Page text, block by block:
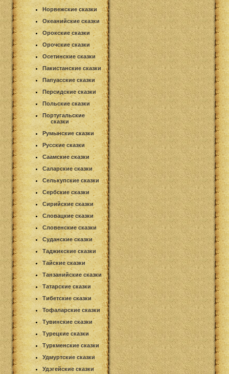
Норвежские сказки
Океанийские сказки
Орокские сказки
Орочские сказки
Осетинские сказки
Пакистанские сказки
Папуасские сказки
Персидские сказки
Польские сказки
Португальские
сказки
Румынские сказки
Русские сказки
Саамские сказки
Саларские сказки
Селькупские сказки
Сербские сказки
Сирийские сказки
Словацкие сказки
Словенские сказки
Суданские сказки
Таджикские сказки
Тайские сказки
Танзанийские сказки
Татарские сказки
Тибетские сказки
Тофаларские сказки
Тувинские сказки
Турецкие сказки
Туркменские сказки
Удмуртские сказки
Удэгейские сказки